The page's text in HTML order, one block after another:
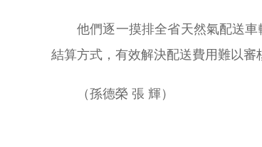
他們逐一摸排全省天然氣配送
結算方式，有效解決配送費用難以審
（孫德榮 張 輝）